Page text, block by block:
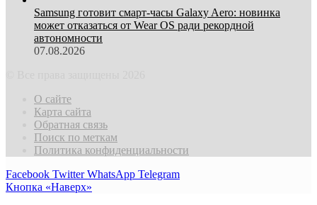
Samsung готовит смарт-часы Galaxy Aero: новинка
может отказаться от Wear OS ради рекордной
автономности
07.08.2026
О сайте
Карта сайта
Обратная связь
Поиск по меткам
Политика конфиденциальности
Facebook Twitter WhatsApp Telegram
Кнопка «Наверх»